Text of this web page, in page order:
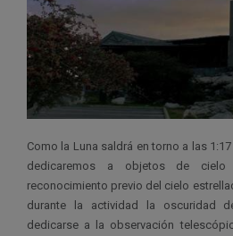
Como la Luna saldrá en torno a las
dedicaremos a objetos de
reconocimiento previo del cielo
durante la actividad la oscuridad
dedicarse a la observación